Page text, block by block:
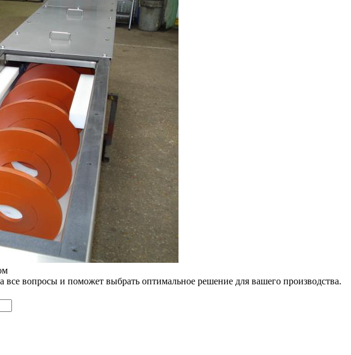
все вопросы и поможет выбрать оптимальное решение для вашего производства.